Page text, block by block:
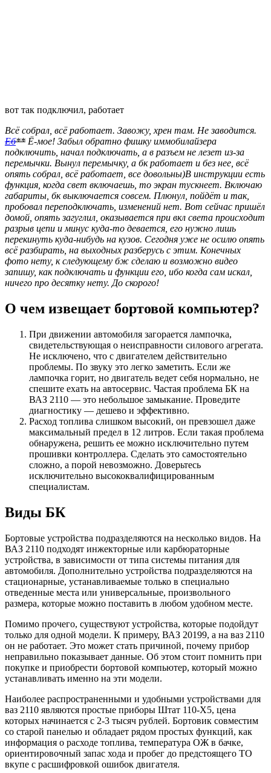
вот так подключил, работает
Всё собрал, всё работает. Завожу, хрен там. Не заводится.
Еб** Ё-мое! Забыл обратно фишку иммобилайзера
подключить, начал подключать, а в разъем не лезет из-за
перемычки. Вынул перемычку, а бк работает и без нее, всё
опять собрал, всё работает, все довольны)В инструкции есть
функция, когда свет включаешь, то экран тускнеет. Включаю
габариты, бк выключается совсем. Плюнул, пойдёт и так,
пробовал переподключать, изменений нет. Вот сейчас пришёл
домой, опять загуглил, оказывается при вкл света происходит
разрыв цепи и минус куда-то девается, его нужно лишь
перекинуть куда-нибудь на кузов. Сегодня уже не осилю опять
всё разбирать, на выходных разберусь с этим. Конечных
фото нету, к следующему бж сделаю и возможно видео
запишу, как подключать и функции его, ибо когда сам искал,
ничего про десятку нету. До скорого!
О чем извещает бортовой компьютер?
При движении автомобиля загорается лампочка,
свидетельствующая о неисправности силового агрегата.
Не исключено, что с двигателем действительно
проблемы. По звуку это легко заметить. Если же
лампочка горит, но двигатель ведет себя нормально, не
спешите ехать на автосервис. Частая проблема БК на
ВАЗ 2110 — это небольшое замыкание. Проведите
диагностику — дешево и эффективно.
Расход топлива слишком высокий, он превзошел даже
максимальный предел в 12 литров. Если такая проблема
обнаружена, решить ее можно исключительно путем
прошивки контроллера. Сделать это самостоятельно
сложно, а порой невозможно. Доверьтесь
исключительно высококвалифицированным
специалистам.
Виды БК
Бортовые устройства подразделяются на несколько видов. На
ВАЗ 2110 подходят инжекторные или карбюраторные
устройства, в зависимости от типа системы питания для
автомобиля. Дополнительно устройства подразделяются на
стационарные, устанавливаемые только в специально
отведенные места или универсальные, произвольного
размера, которые можно поставить в любом удобном месте.
Помимо прочего, существуют устройства, которые подойдут
только для одной модели. К примеру, ВАЗ 20199, а на ваз 2110
он не работает. Это может стать причиной, почему прибор
неправильно показывает данные. Об этом стоит помнить при
покупке и приобрести бортовой компьютер, который можно
устанавливать именно на эти модели.
Наиболее распространенными и удобными устройствами для
ваз 2110 являются простые приборы Штат 110-Х5, цена
которых начинается с 2-3 тысяч рублей. Бортовик совместим
со старой панелью и обладает рядом простых функций, как
информация о расходе топлива, температура ОЖ в бачке,
ориентировочный запас хода и пробег до предстоящего ТО
вкупе с расшифровкой ошибок двигателя.